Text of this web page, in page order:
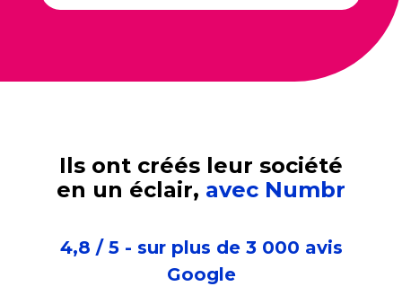
Ils ont créés leur société
en un éclair, avec Numbr
4,8 / 5 - sur plus de 3 000 avis
Google